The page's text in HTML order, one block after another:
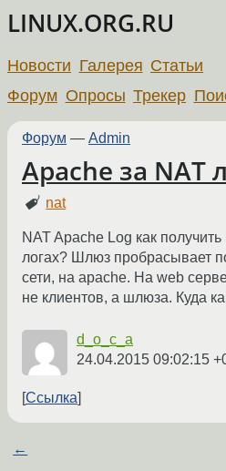
LINUX.ORG.RU
Новости Галерея Статьи
Форум Опросы Трекер
Форум — Admin
Apache за NAT
nat
NAT Apache Log как
логах? Шлюз пробрасывает
сети, на apache. На web
не клиентов, а шлюза. Куда
d_o_c_a
24.04.2015 09:02:15
Ссылка
←